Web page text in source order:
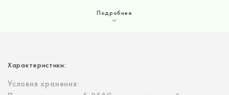
Подробнее
Характеристики:
Условия хранения: